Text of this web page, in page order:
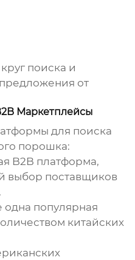
поиска и
от
Маркетплейсы
для поиска
порошка:
B2B платформа,
выбор поставщиков
популярная
китайских